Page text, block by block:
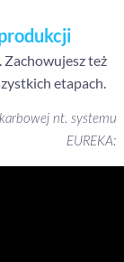
Zachowujesz też
etapach.
nt. systemu
EUREKA: